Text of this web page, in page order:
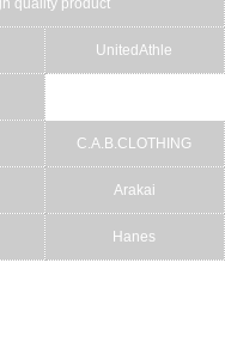
quality product
UnitedAthle
C.A.B.CLOTHING
Arakai
Hanes